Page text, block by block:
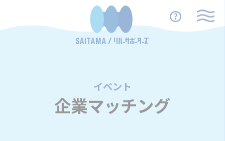
イベント
/
企業マッチング